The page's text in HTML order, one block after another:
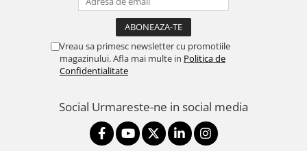
Vreau sa primesc newsletter cu promotiile
magazinului. Afla mai multe in Politica de
Confidentialitate
Social Urmareste-ne in social media